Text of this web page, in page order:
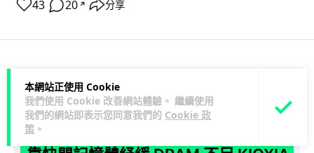
本網站正使用 Cookie
我們使用 Cookie 改善網站體驗。 繼續使用
我們的網站即表示您同意我們的 Cookie 政
策 。
43 20 ↗ 分享
Lawton 1 日